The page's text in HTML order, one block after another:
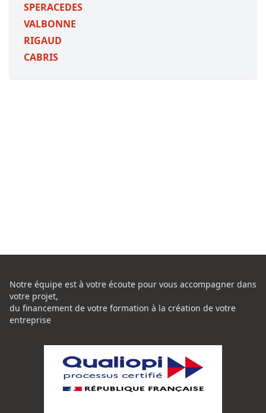
SPERACEDES
VALBONNE
RIGAUD
CABRIS
Notre équipe est à votre écoute pour vous accompagner dans
votre projet,
du financement de votre formation à la création de votre
entreprise